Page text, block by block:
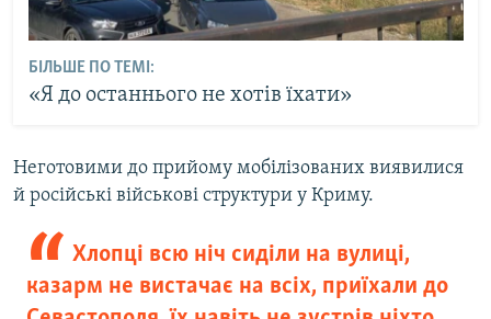
БІЛЬШЕ ПО ТЕМІ:
«Я до останнього не хотів їхати»
Неготовими до прийому мобілізованих виявилися
й російські військові структури у Криму.
Хлопці всю ніч сиділи на вулиці,
казарм не вистачає на всіх, приїхали до